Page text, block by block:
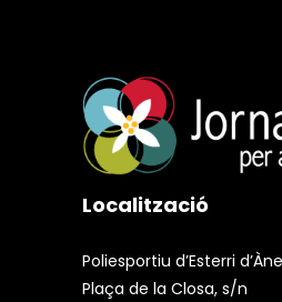
Localització
Poliesportiu d’Esterri
Plaça de la Closa, s/n